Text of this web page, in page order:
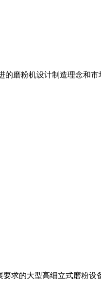
磨粉机设计制造理念和
求的大型高细立式磨粉